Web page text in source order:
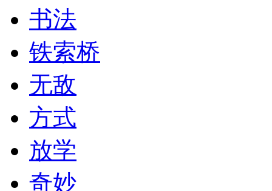
书法
铁索桥
无敌
方式
放学
奇妙